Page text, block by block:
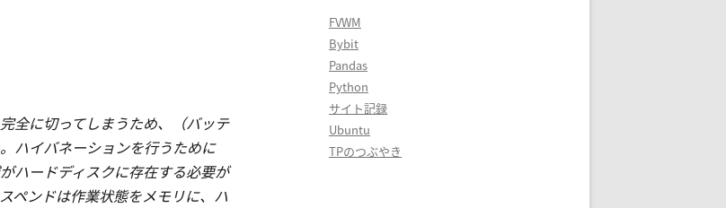
全に切ってしまうため、（バッテ
ハイバネーションを行うために
ハードディスクに存在する必要が
ペンドは作業状態をメモリに、ハ
FVWM
Bybit
Pandas
Python
サイト記録
Ubuntu
TPのつぶやき